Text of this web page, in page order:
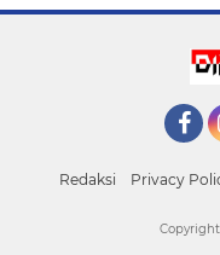
Redaksi Privacy